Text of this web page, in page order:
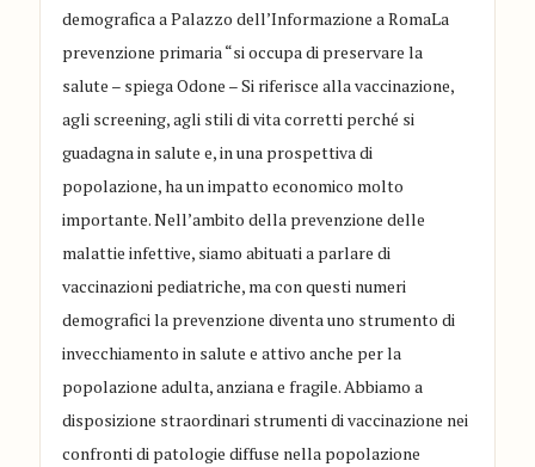
demografica a Palazzo dell’Informazione a RomaLa
prevenzione primaria “si occupa di preservare la
salute – spiega Odone – Si riferisce alla vaccinazione,
agli screening, agli stili di vita corretti perché si
guadagna in salute e, in una prospettiva di
popolazione, ha un impatto economico molto
importante. Nell’ambito della prevenzione delle
malattie infettive, siamo abituati a parlare di
vaccinazioni pediatriche, ma con questi numeri
demografici la prevenzione diventa uno strumento di
invecchiamento in salute e attivo anche per la
popolazione adulta, anziana e fragile. Abbiamo a
disposizione straordinari strumenti di vaccinazione nei
confronti di patologie diffuse nella popolazione